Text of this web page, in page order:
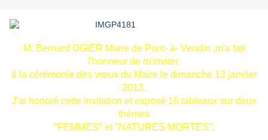
M. Bernard OGIER Maire de Pont- à- Vendin ,m'a fait
l'honneur de m'inviter,
à la cérémonie des vœux du Maire le dimanche 13 janvier
2013.
J'ai honoré cette invitation et exposé 16 tableaux sur deux
thèmes
"FEMMES" et "NATURES MORTES".